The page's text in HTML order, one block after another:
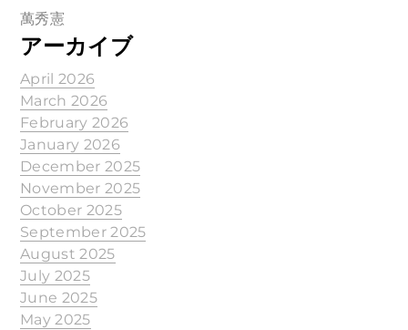
萬秀憲
アーカイブ
April 2026
March 2026
February 2026
January 2026
December 2025
November 2025
October 2025
September 2025
August 2025
July 2025
June 2025
May 2025